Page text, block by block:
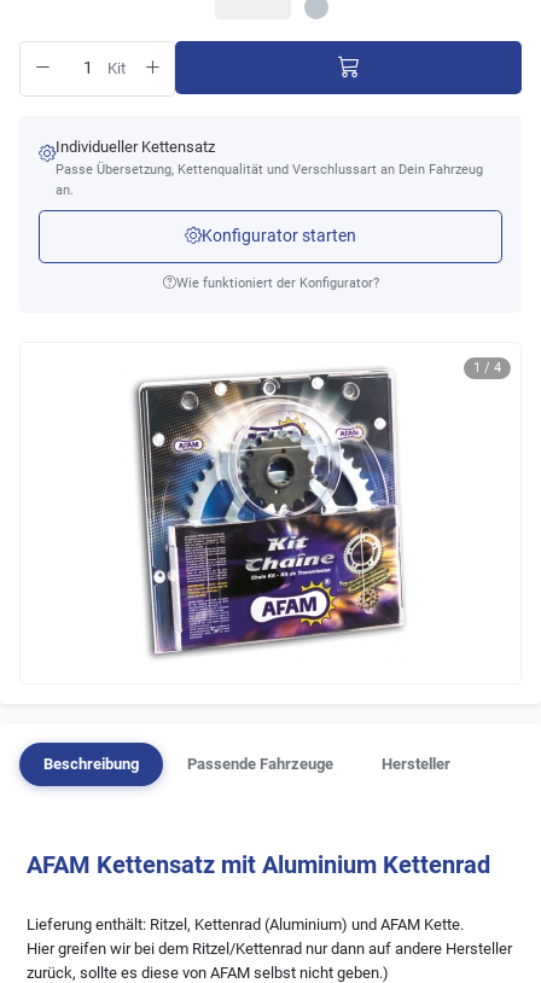
1 / 4
Kit
Individueller Kettensatz
Passe Übersetzung, Kettenqualität und Verschlussart an Dein Fahrzeug
an.
Konfigurator starten
Wie funktioniert der Konfigurator?
Beschreibung Passende Fahrzeuge Hersteller
AFAM Kettensatz mit Aluminium Kettenrad
Lieferung enthält: Ritzel, Kettenrad (Aluminium) und AFAM Kette.
Hier greifen wir bei dem Ritzel/Kettenrad nur dann auf andere Hersteller
zurück, sollte es diese von AFAM selbst nicht geben.)